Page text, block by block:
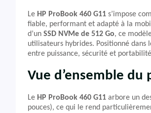
Le HP ProBook 460 G11 s’impose
fiable, performant et adapté à la
d’un SSD NVMe de 512 Go, ce
utilisateurs hybrides. Positionné
entre puissance, sécurité et
Vue d’ensemble du
Le HP ProBook 460 G11 arbore un
pouces), ce qui le rend